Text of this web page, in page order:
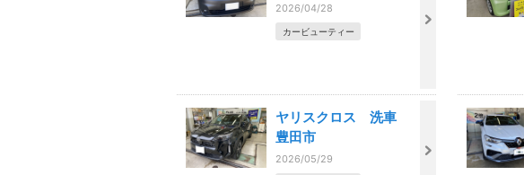
2026/04/28
カービューティー
ヤリスクロス 洗車
豊田市
2026/05/29